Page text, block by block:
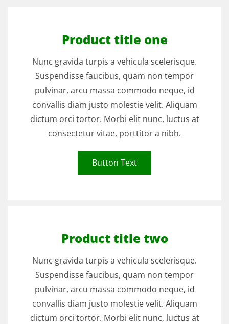
Product title one
Nunc gravida turpis a vehicula scelerisque.
Suspendisse faucibus, quam non tempor
pulvinar, arcu massa commodo neque, id
convallis diam justo molestie velit. Aliquam
dictum orci tortor. Morbi elit nunc, luctus at
consectetur vitae, porttitor a nibh.
Button Text
Product title two
Nunc gravida turpis a vehicula scelerisque.
Suspendisse faucibus, quam non tempor
pulvinar, arcu massa commodo neque, id
convallis diam justo molestie velit. Aliquam
dictum orci tortor. Morbi elit nunc, luctus at